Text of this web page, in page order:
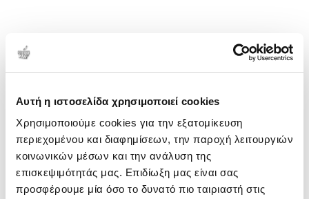
Αυτή η ιστοσελίδα χρησιμοποιεί cookies
Χρησιμοποιούμε cookies για την εξατομίκευση
περιεχομένου και διαφημίσεων, την παροχή λειτουργιών
κοινωνικών μέσων και την ανάλυση της
επισκεψιμότητάς μας. Επιδίωξη μας είναι σας
προσφέρουμε μία όσο το δυνατό πιο ταιριαστή στις